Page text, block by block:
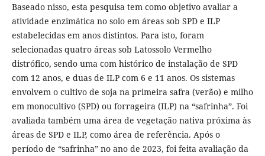
Baseado nisso, esta pesquisa tem como objetivo avaliar a
atividade enzimática no solo em áreas sob SPD e ILP
estabelecidas em anos distintos. Para isto, foram
selecionadas quatro áreas sob Latossolo Vermelho
distrófico, sendo uma com histórico de instalação de SPD
com 12 anos, e duas de ILP com 6 e 11 anos. Os sistemas
envolvem o cultivo de soja na primeira safra (verão) e milho
em monocultivo (SPD) ou forrageira (ILP) na “safrinha”. Foi
avaliada também uma área de vegetação nativa próxima às
áreas de SPD e ILP, como área de referência. Após o
período de “safrinha” no ano de 2023, foi feita avaliação da